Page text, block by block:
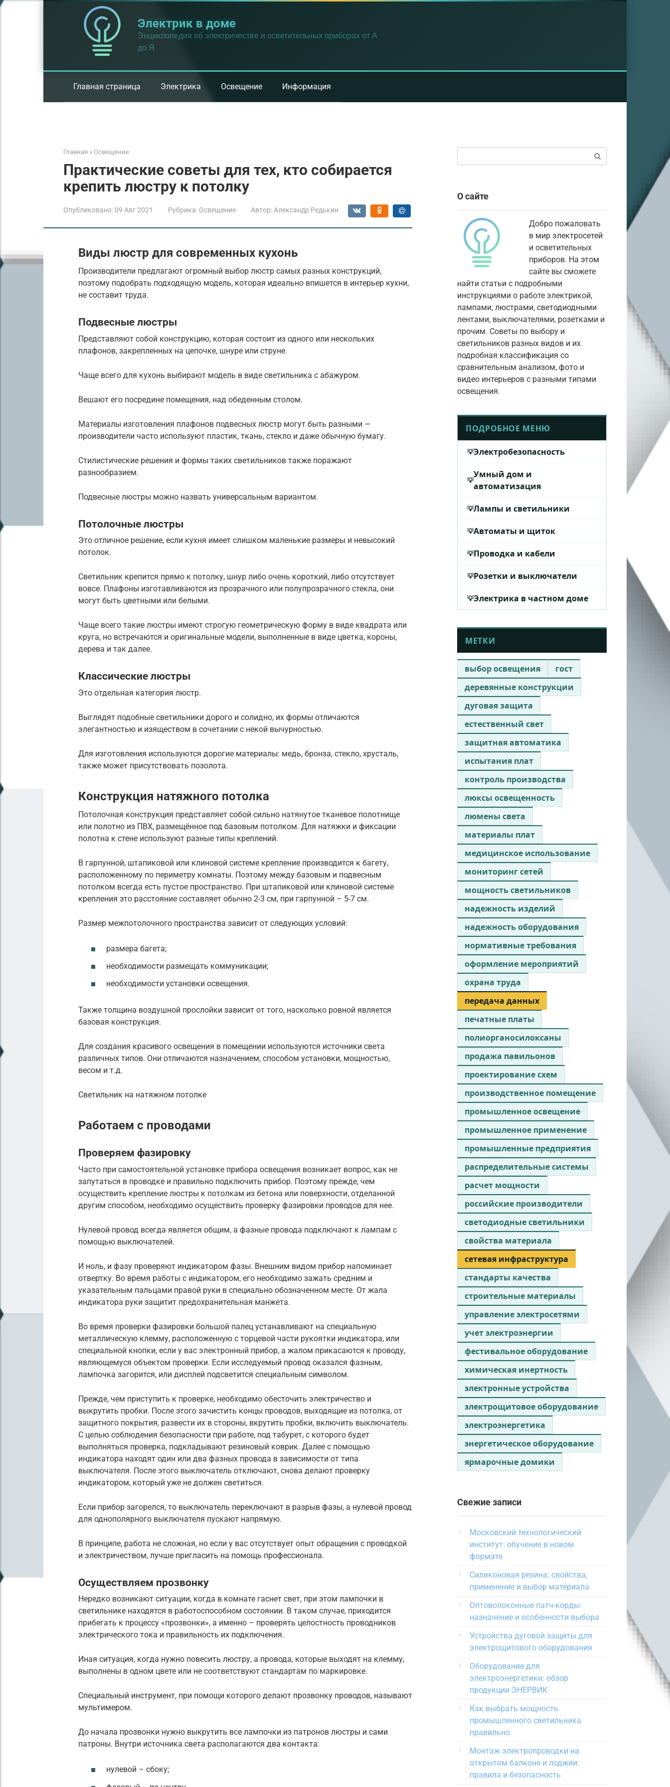
Перейти
Электрик в доме
Энциклопедия об электричестве и осветительных приборах от А
до Я
Главная страница Электрика Освещение Информация
Главная » Освещение
Практические советы для тех, кто собирается
крепить люстру к потолку
Опубликовано: 09 Авг 2021 Рубрика: Освещение Автор: Александр Редькин
Виды люстр для современных кухонь
Производители предлагают огромный выбор люстр самых разных конструкций,
поэтому подобрать подходящую модель, которая идеально впишется в интерьер кухни,
не составит труда.
Подвесные люстры
Представляют собой конструкцию, которая состоит из одного или нескольких
плафонов, закрепленных на цепочке, шнуре или струне.
Чаще всего для кухонь выбирают модель в виде светильника с абажуром.
Вешают его посредине помещения, над обеденным столом.
Материалы изготовления плафонов подвесных люстр могут быть разными —
производители часто используют пластик, ткань, стекло и даже обычную бумагу.
Стилистические решения и формы таких светильников также поражают
разнообразием.
Подвесные люстры можно назвать универсальным вариантом.
Потолочные люстры
Это отличное решение, если кухня имеет слишком маленькие размеры и невысокий
потолок.
Светильник крепится прямо к потолку, шнур либо очень короткий, либо отсутствует
вовсе. Плафоны изготавливаются из прозрачного или полупрозрачного стекла, они
могут быть цветными или белыми.
Чаще всего такие люстры имеют строгую геометрическую форму в виде квадрата или
круга, но встречаются и оригинальные модели, выполненные в виде цветка, короны,
дерева и так далее.
Классические люстры
Это отдельная категория люстр.
Выглядят подобные светильники дорого и солидно, их формы отличаются
элегантностью и изяществом в сочетании с некой вычурностью.
Для изготовления используются дорогие материалы: медь, бронза, стекло, хрусталь,
также может присутствовать позолота.
Конструкция натяжного потолка
Потолочная конструкция представляет собой сильно натянутое тканевое полотнище
или полотно из ПВХ, размещённое под базовым потолком. Для натяжки и фиксации
полотна к стене используют разные типы креплений.
В гарпунной, штапиковой или клиновой системе крепление производится к багету,
расположенному по периметру комнаты. Поэтому между базовым и подвесным
потолком всегда есть пустое пространство. При штапиковой или клиновой системе
крепления это расстояние составляет обычно 2-3 см, при гарпунной – 5-7 см.
Размер межпотолочного пространства зависит от следующих условий:
размера багета;
необходимости размещать коммуникации;
необходимости установки освещения.
Также толщина воздушной прослойки зависит от того, насколько ровной является
базовая конструкция.
Для создания красивого освещения в помещении используются источники света
различных типов. Они отличаются назначением, способом установки, мощностью,
весом и т.д.
Светильник на натяжном потолке
Работаем с проводами
Проверяем фазировку
Часто при самостоятельной установке прибора освещения возникает вопрос, как не
запутаться в проводке и правильно подключить прибор. Поэтому прежде, чем
осуществить крепление люстры к потолкам из бетона или поверхности, отделанной
другим способом, необходимо осуществить проверку фазировки проводов для нее.
Нулевой провод всегда является общим, а фазные провода подключают к лампам с
помощью выключателей.
И ноль, и фазу проверяют индикатором фазы. Внешним видом прибор напоминает
отвертку. Во время работы с индикатором, его необходимо зажать средним и
указательным пальцами правой руки в специально обозначенном месте. От жала
индикатора руки защитит предохранительная манжета.
Во время проверки фазировки большой палец устанавливают на специальную
металлическую клемму, расположенную с торцевой части рукоятки индикатора, или
специальной кнопки, если у вас электронный прибор, а жалом прикасаются к проводу,
являющемуся объектом проверки. Если исследуемый провод оказался фазным,
лампочка загорится, или дисплей подсветится специальным символом.
Прежде, чем приступить к проверке, необходимо обесточить электричество и
выкрутить пробки. После этого зачистить концы проводов, выходящие из потолка, от
защитного покрытия, развести их в стороны, вкрутить пробки, включить выключатель.
С целью соблюдения безопасности при работе, под табурет, с которого будет
выполняться проверка, подкладывают резиновый коврик. Далее с помощью
индикатора находят один или два фазных провода в зависимости от типа
выключателя. После этого выключатель отключают, снова делают проверку
индикатором, который уже не должен светиться.
Если прибор загорелся, то выключатель переключают в разрыв фазы, а нулевой провод
для однополярного выключателя пускают напрямую.
В принципе, работа не сложная, но если у вас отсутствует опыт обращения с проводкой
и электричеством, лучше пригласить на помощь профессионала.
Осуществляем прозвонку
Нередко возникают ситуации, когда в комнате гаснет свет, при этом лампочки в
светильнике находятся в работоспособном состоянии. В таком случае, приходится
прибегать к процессу «прозвонки», а именно – проверять целостность проводников
электрического тока и правильность их подключения.
Иная ситуация, когда нужно повесить люстру, а провода, которые выходят на клемму,
выполнены в одном цвете или не соответствуют стандартам по маркировке.
Специальный инструмент, при помощи которого делают прозвонку проводов, называют
мультимером.
До начала прозвонки нужно выкрутить все лампочки из патронов люстры и сами
патроны. Внутри источника света располагаются два контакта:
нулевой – сбоку;
О сайте
Добро пожаловать
в мир электросетей
и осветительных
приборов. На этом
сайте вы сможете
найти статьи с подробными
инструкциями о работе электрикой,
лампами, люстрами, светодиодными
лентами, выключателями, розетками и
прочим. Советы по выбору и
светильников разных видов и их
подробная классификация со
сравнительным анализом, фото и
видео интерьеров с разными типами
освещения.
ПОДРОБНОЕ МЕНЮ
Электробезопасность
Умный дом и
автоматизация
Лампы и светильники
Автоматы и щиток
Проводка и кабели
Розетки и выключатели
Электрика в частном доме
МЕТКИ
выбор освещения
гост
деревянные конструкции
дуговая защита
естественный свет
защитная автоматика
испытания плат
контроль производства
люксы освещенность
люмены света
материалы плат
медицинское использование
мониторинг сетей
мощность светильников
надежность изделий
надежность оборудования
нормативные требования
оформление мероприятий
охрана труда
передача данных
печатные платы
полиорганосилоксаны
продажа павильонов
проектирование схем
производственное помещение
промышленное освещение
промышленное применение
промышленные предприятия
распределительные системы
расчет мощности
российские производители
светодиодные светильники
свойства материала
сетевая инфраструктура
стандарты качества
строительные материалы
управление электросетями
учет электроэнергии
фестивальное оборудование
химическая инертность
электронные устройства
электрощитовое оборудование
электроэнергетика
энергетическое оборудование
ярмарочные домики
Свежие записи
Московский технологический
институт: обучение в новом
формате
Силиконовая резина: свойства,
применение и выбор материала
Оптоволоконные патч-корды:
назначение и особенности выбора
Устройства дуговой защиты для
электрощитового оборудования
Оборудование для
электроэнергетики: обзор
продукции ЭНЕРВИК
Как выбрать мощность
промышленного светильника
правильно
Монтаж электропроводки на
открытом балконе и лоджии:
правила и безопасность